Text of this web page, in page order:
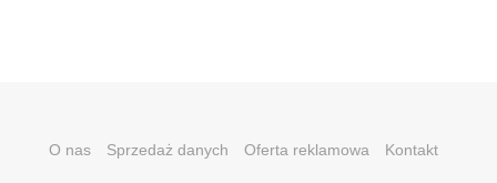
O nas Sprzedaż danych Oferta reklamowa Kontakt